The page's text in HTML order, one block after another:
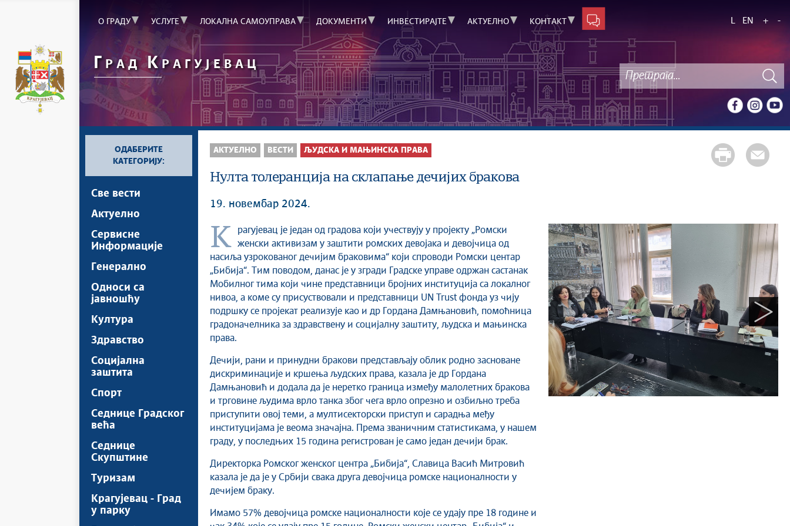
О ГРАДУ УСЛУГЕ ЛОКАЛНА САМОУПРАВА ДОКУМЕНТИ ИНВЕСТИРАЈТЕ АКТУЕЛНО КОНТАКТ L EN + -
Г РАДКРАГУЈЕВАЦ
ОДАБЕРИТЕ
КАТЕГОРИЈУ:
Све вести
Актуелно
Сервисне
Информације
Генерално
Односи са
јавношћу
Култура
Здравство
Социјална
заштита
Спорт
Седнице Градског
већа
Седнице
Скупштине
Туризам
Крагујевац - Град
у парку
АКТУЕЛНО ВЕСТИ ЉУДСКА И МАЊИНСКА ПРАВА
Нулта толеранција на склапање дечијих бракова
19. новембар 2024.
Крагујевац је један од градова који учествују у пројекту „Ромски
женски активизам у заштити ромских девојака и девојчица од
насиља узрокованог дечијим браковима“ који спроводи Ромски центар
„Бибија“. Тим поводом, данас је у згради Градске управе одржан састанак
Мобилног тима који чине представници бројних институција са локалног
нивоа, а коме су присуствовали и представници UN Trust фонда уз чију
подршку се пројекат реализује као и др Гордана Дамњановић, помоћница
градоначелника за здравствену и социјалну заштиту, људска и мањинска
права.
Дечији, рани и принудни бракови представљају облик родно засноване
дискриминације и кршења људских права, казала је др Гордана
Дамњановић и додала да је неретко граница између малолетних бракова
и трговине људима врло танка због чега врло опрезно и озбиљно треба
приступити овој теми, а мултисекторски приступ и сарадња међу
институцијама је веома значајна. Према званичним статистикама, у нашем
граду, у последњих 15 година регистрован је само један дечији брак.
Директорка Ромског женског центра „Бибија“, Славица Васић Митровић
казала је да је у Србији свака друга девојчица ромске националности у
дечијем браку.
Имамо 57% девојчица ромске националности које се удају пре 18 године и